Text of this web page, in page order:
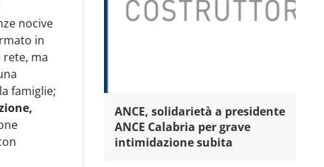
nocive
in
rete, ma
famiglie;
ANCE, solidarietà a presidente
ANCE Calabria per grave
intimidazione subita